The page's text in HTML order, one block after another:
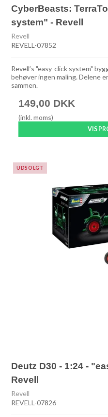
CyberBeasts:
system" - Revell
Revell
REVELL-07852
Revell’s "easy-click system"
behøver ingen maling. Delene
sammen.
149,00 DKK
(inkl. moms)
VIS
UDSOLGT
Deutz D30 - 1:24 -
Revell
Revell
REVELL-07826